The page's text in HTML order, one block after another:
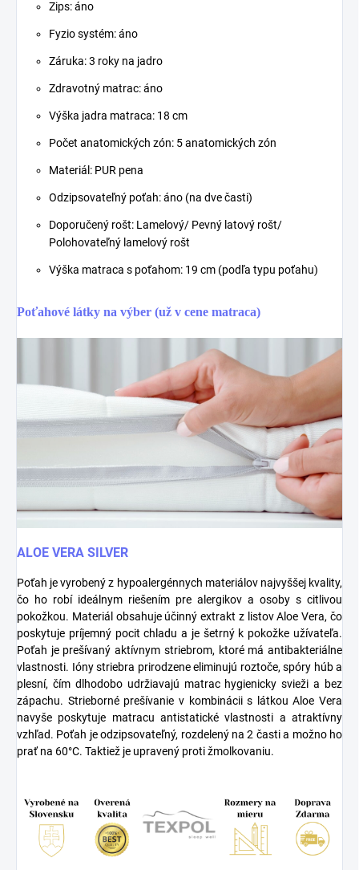
Zips: áno
Fyzio systém: áno
Záruka: 3 roky na jadro
Zdravotný matrac: áno
Výška jadra matraca: 18 cm
Počet anatomických zón: 5 anatomických zón
Materiál: PUR pena
Odzipsovateľný poťah: áno (na dve časti)
Doporučený rošt: Lamelový/ Pevný latový rošt/
Polohovateľný lamelový rošt
Výška matraca s poťahom: 19 cm (podľa typu poťahu)
Poťahové látky na výber (už v cene matraca)
ALOE VERA SILVER
Poťah je vyrobený z hypoalergénnych materiálov najvyššej kvality,
čo ho robí ideálnym riešením pre alergikov a osoby s citlivou
pokožkou. Materiál obsahuje účinný extrakt z listov Aloe Vera, čo
poskytuje príjemný pocit chladu a je šetrný k pokožke užívateľa.
Poťah je prešívaný aktívnym striebrom, ktoré má antibakteriálne
vlastnosti. Ióny striebra prirodzene eliminujú roztoče, spóry húb a
plesní, čím dlhodobo udržiavajú matrac hygienicky svieži a bez
zápachu. Strieborné prešívanie v kombinácii s látkou Aloe Vera
navyše poskytuje matracu antistatické vlastnosti a atraktívny
vzhľad. Poťah je odzipsovateľný, rozdelený na 2 časti a možno ho
prať na 60°C. Taktiež je upravený proti žmolkovaniu.